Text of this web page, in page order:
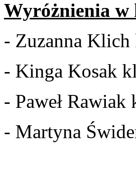
Wyróżnienia
- Zuzanna
- Kinga Kosak
- Paweł
- Martyna